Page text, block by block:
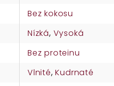
Bez kokosu
Nízká, Vysoká
Bez proteinu
Vlnité,Kudrnaté